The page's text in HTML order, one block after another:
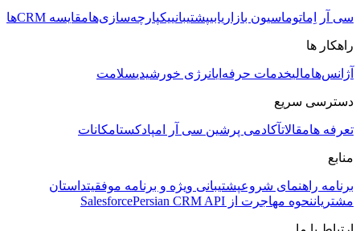
سی آر اِماتوماسیون بازاریابیپشتیبانییکپارچه‌سازی‌هامقایسه CRMها
راهکار ها
آژانس‌هامالیخدمات حرفه‌ایانرژی خورشیدیسلامت
دسترسی سریع
تعرفه هامقالاتآکادمی پرشین سی آر امپادکستامکانات
منابع
برنامه راهنمای شروعپشتیبانی ویژه و برنامه موفقیتداستان
مشتریاننحوه مهاجرت از Salesforce Persian CRM API